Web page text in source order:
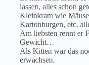
lassen, alles schon
Kleinkram wie
Kartonburgen, etc.
Am liebsten rennt er
Gewicht…
Als Kitten war das
erwachsen.